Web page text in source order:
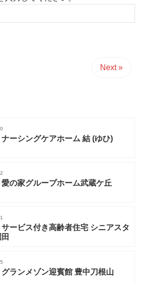
Next »
ナーシングケアホーム 結 (ゆひ)
愛の家グループホーム武蔵ケ丘
サービス付き高齢者住宅 シニアスタ
グランメゾン迎賓館 豊中刀根山